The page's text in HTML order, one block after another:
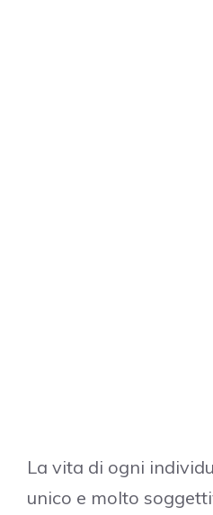
La vita di ogni
unico e molto